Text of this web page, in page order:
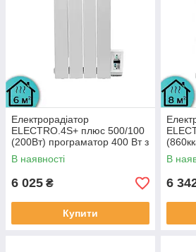
Електрорадіатор
ELECTRO.4S+ плюс 500/100
(200Вт) програматор 400 Вт з
настінними кріпленнями
В наявності
6 025 ₴
Купити
з
В
6